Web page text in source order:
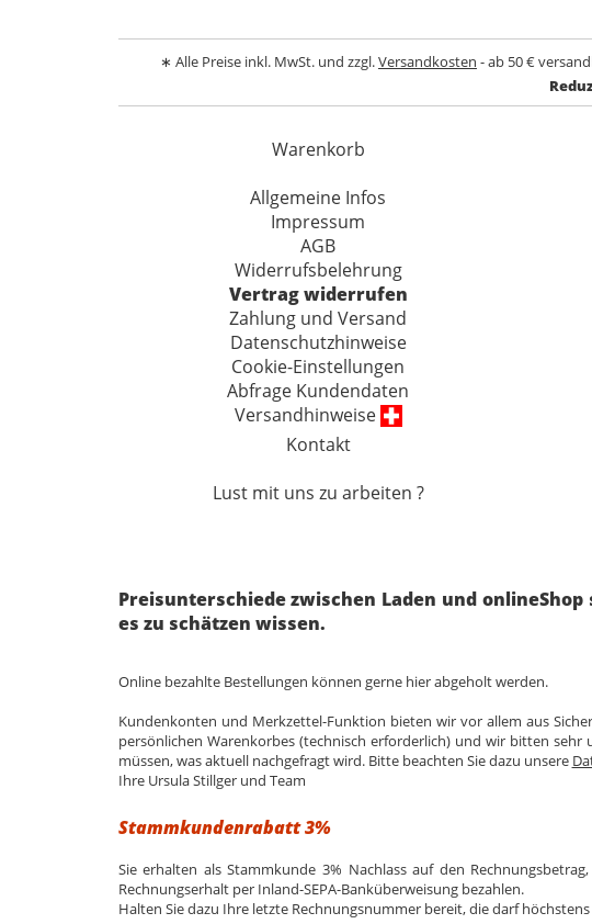
∗ Alle Preise inkl. MwSt. und zzgl.Versandkosten - ab 50 €
Warenkorb
Allgemeine Infos
Impressum
AGB
Widerrufsbelehrung
Vertrag widerrufen
Zahlung und Versand
Datenschutzhinweise
Cookie-Einstellungen
Abfrage Kundendaten
Versandhinweise
Kontakt
Lust mit uns zu arbeiten ?
Preisunterschiede zwischen Laden und
es zu schätzen wissen.
Online bezahlte Bestellungen können gerne hier abgeholt werden.
Kundenkonten und Merkzettel-Funktion bieten wir vor allem aus
persönlichen Warenkorbes (technisch erforderlich) und wir bitten sehr
müssen, was aktuell nachgefragt wird. Bitte beachten Sie dazu unsere
Ihre Ursula Stillger und Team
Stammkundenrabatt 3%
Sie erhalten als Stammkunde 3% Nachlass auf den
Rechnungserhalt per Inland-SEPA-Banküberweisung bezahlen.
Halten Sie dazu Ihre letzte Rechnungsnummer bereit, die darf